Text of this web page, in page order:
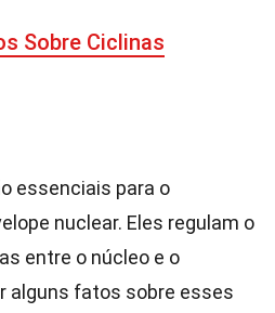
Sobre Ciclinas
essenciais para o
nuclear. Eles regulam o
entre o núcleo e o
alguns fatos sobre esses